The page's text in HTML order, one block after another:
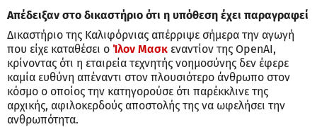
Απέδειξαν στο δικαστήριο ότι η υπόθεση έχει παραγραφεί
Δικαστήριο της Καλιφόρνιας απέρριψε σήμερα την αγωγή
που είχε καταθέσει ο Ίλον Μασκ εναντίον της OpenAI,
κρίνοντας ότι η εταιρεία τεχνητής νοημοσύνης δεν έφερε
καμία ευθύνη απέναντι στον πλουσιότερο άνθρωπο στον
κόσμο ο οποίος την κατηγορούσε ότι παρέκκλινε της
αρχικής, αφιλοκερδούς αποστολής της να ωφελήσει την
ανθρωπότητα.